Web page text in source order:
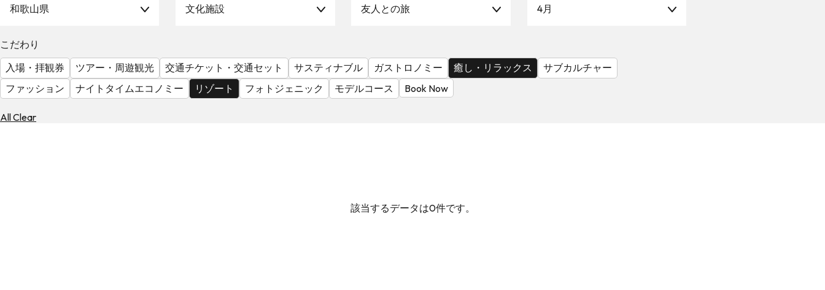
探
替
べ
る
天
気
を
見
和歌山県 文化施設 友人との旅 4月
こだわり
入場・拝観券
ツアー・周遊観光 交通チケット・交通セット サスティナブル ガストロノミー 癒し・リラックス
サブカルチャー
ファッション
ナイトタイムエコノミー リゾート フォトジェニック モデルコース Book Now
All Clear
該当するデータは0件です。